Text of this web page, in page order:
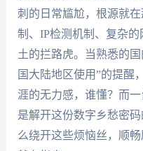
刺的日常尴尬，根源就
制、IP检测机制、复杂
土的拦路虎。当熟悉的
国大陆地区使用”的提醒
涯的无力感，谁懂？而
是解开这份数字乡愁密
么绕开这些烦恼丝，顺